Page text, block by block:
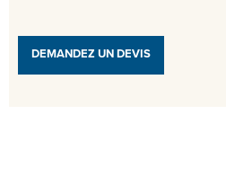
DEMANDEZ UN DEVIS